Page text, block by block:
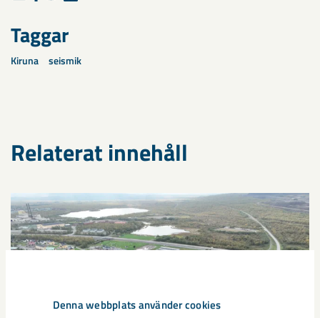
Denna webbplats använder cookies
Taggar
Kiruna seismik
Relaterat innehåll